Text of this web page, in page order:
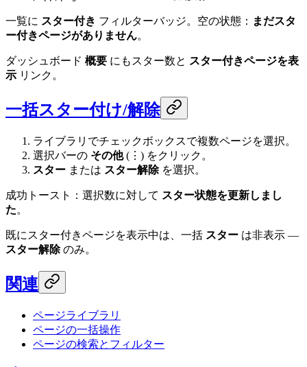
一覧に スター付き フィルターバッジ。空の状態： まだスタ
ー付きページがありません。
ダッシュボード 概要 にもスター数と スター付きページを表
示 リンク。
一括スター付け/解除
ライブラリでチェックボックスで複数ページを選択。
選択バーの その他(⋮) をクリック。
スター または スター解除を選択。
成功トースト：選択数に対して スター状態を更新しまし
た。
既にスター付きページを表示中は、一括 スター は非表示 —
スター解除のみ。
関連
ページライブラリ
ページの一括操作
ページの検索とフィルター